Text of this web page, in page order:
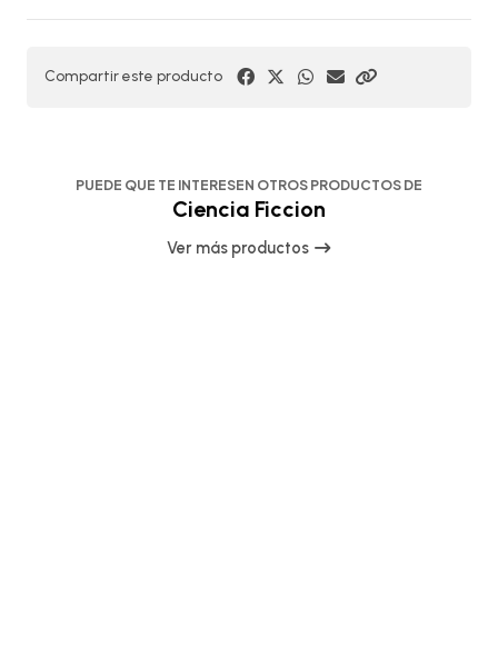
Compartir este producto
PUEDE QUE TE INTERESEN OTROS PRODUCTOS DE
Ciencia Ficcion
Ver más productos